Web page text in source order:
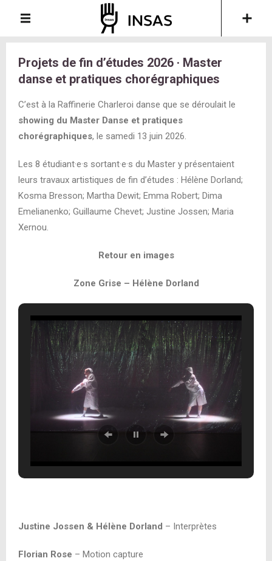
Projets de fin d’études 2026 · Master
danse et pratiques chorégraphiques
C’est à la Raffinerie Charleroi danse que se déroulait le
showing du Master Danse et pratiques
chorégraphiques, le samedi 13 juin 2026.
Les 8 étudiant·e·s sortant·e·s du Master y présentaient
leurs travaux artistiques de fin d’études : Hélène Dorland;
Kosma Bresson; Martha Dewit; Emma Robert; Dima
Emelianenko; Guillaume Chevet; Justine Jossen; Maria
Xernou.
Retour en images
Zone Grise – Hélène Dorland
Justine Jossen & Hélène Dorland – Interprètes
Florian Rose – Motion capture